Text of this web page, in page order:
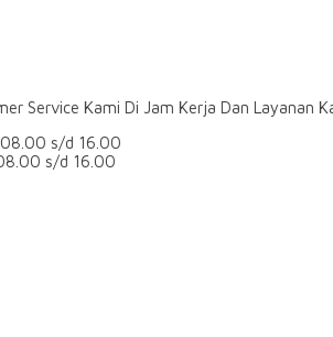
Service Kami Di Jam Kerja Dan Layanan
s/d 16.00
s/d 16.00